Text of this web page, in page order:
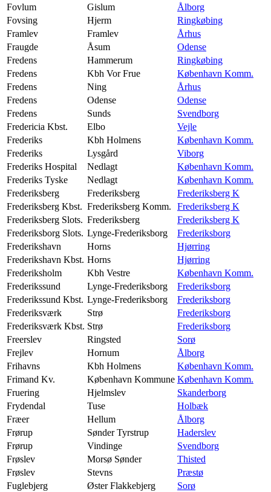
Fovlum
Gislum
Ålborg
Fovsing
Hjerm
Ringkøbing
Framlev
Framlev
Århus
Fraugde
Åsum
Odense
Fredens
Hammerum
Ringkøbing
Fredens
Kbh Vor Frue
København Komm.
Fredens
Ning
Århus
Fredens
Odense
Odense
Fredens
Sunds
Svendborg
Fredericia Kbst.
Elbo
Vejle
Frederiks
Kbh Holmens
København Komm.
Frederiks
Lysgård
Viborg
Frederiks Hospital
Nedlagt
København Komm.
Frederiks Tyske
Nedlagt
København Komm.
Frederiksberg
Frederiksberg
Frederiksberg K
Frederiksberg Kbst. Frederiksberg Komm.
Frederiksberg K
Frederiksberg Slots. Frederiksberg
Frederiksberg K
Frederiksborg Slots. Lynge-Frederiksborg
Frederiksborg
Frederikshavn
Horns
Hjørring
Frederikshavn Kbst. Horns
Hjørring
Frederiksholm
Kbh Vestre
København Komm.
Frederikssund
Lynge-Frederiksborg
Frederiksborg
Frederikssund Kbst. Lynge-Frederiksborg
Frederiksborg
Frederiksværk
Strø
Frederiksborg
Frederiksværk Kbst. Strø
Frederiksborg
Freerslev
Ringsted
Sorø
Frejlev
Hornum
Ålborg
Frihavns
Kbh Holmens
København Komm.
Frimand Kv.
København Kommune København Komm.
Fruering
Hjelmslev
Skanderborg
Frydendal
Tuse
Holbæk
Fræer
Hellum
Ålborg
Frørup
Sønder Tyrstrup
Haderslev
Frørup
Vindinge
Svendborg
Frøslev
Morsø Sønder
Thisted
Frøslev
Stevns
Præstø
Fuglebjerg
Øster Flakkebjerg
Sorø